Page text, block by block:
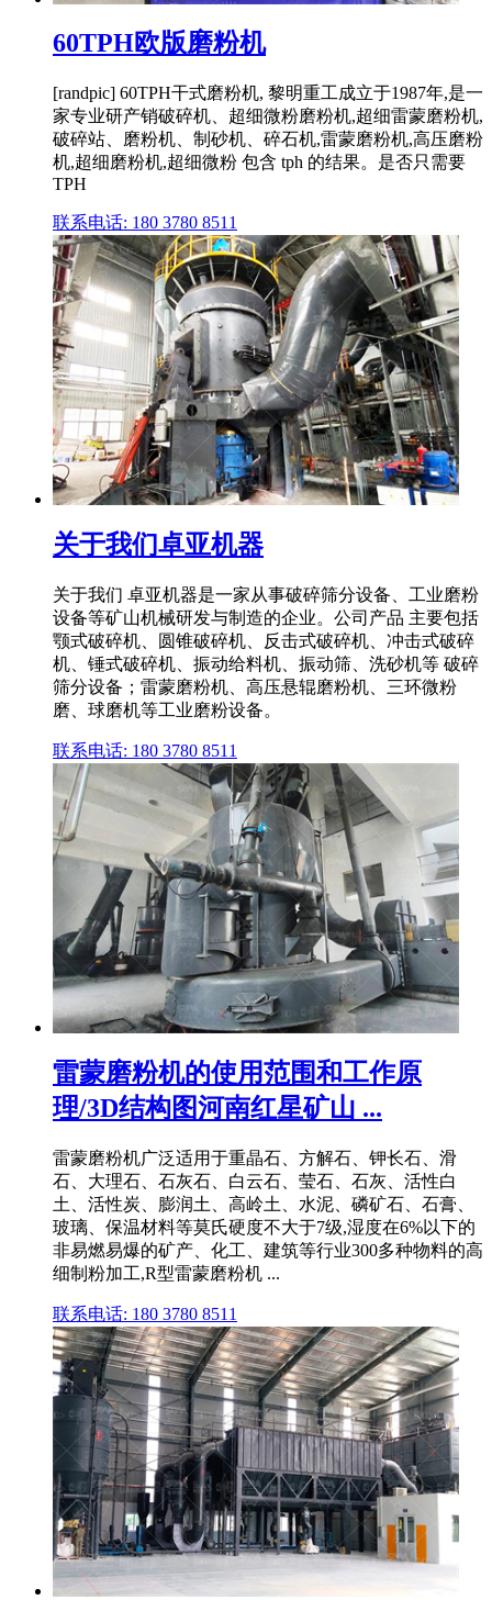
60TPH欧版磨粉机
[randpic] 60TPH干式磨粉机, 黎明重工成立于1987年,是一
家专业研产销破碎机、超细微粉磨粉机,超细雷蒙磨粉机,
破碎站、磨粉机、制砂机、碎石机,雷蒙磨粉机,高压磨粉
机,超细磨粉机,超细微粉 包含 tph 的结果。是否只需要
TPH
联系电话: 180 3780 8511
关于我们卓亚机器
关于我们 卓亚机器是一家从事破碎筛分设备、工业磨粉
设备等矿山机械研发与制造的企业。公司产品 主要包括
颚式破碎机、圆锥破碎机、反击式破碎机、冲击式破碎
机、锤式破碎机、振动给料机、振动筛、洗砂机等 破碎
筛分设备；雷蒙磨粉机、高压悬辊磨粉机、三环微粉
磨、球磨机等工业磨粉设备。
联系电话: 180 3780 8511
雷蒙磨粉机的使用范围和工作原
理/3D结构图河南红星矿山 ...
雷蒙磨粉机广泛适用于重晶石、方解石、钾长石、滑
石、大理石、石灰石、白云石、莹石、石灰、活性白
土、活性炭、膨润土、高岭土、水泥、磷矿石、石膏、
玻璃、保温材料等莫氏硬度不大于7级,湿度在6%以下的
非易燃易爆的矿产、化工、建筑等行业300多种物料的高
细制粉加工,R型雷蒙磨粉机 ...
联系电话: 180 3780 8511